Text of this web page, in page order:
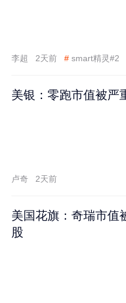
李超 2天前 # smart精灵#2
美银：零跑市值被严
卢奇 2天前
美国花旗：奇瑞市值
股